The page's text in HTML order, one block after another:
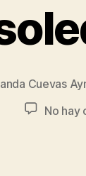
Cuevas
No hay